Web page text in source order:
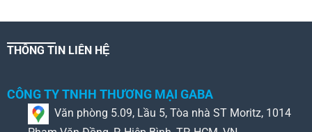
THÔNG TIN LIÊN HỆ
CÔNG TY TNHH THƯƠNG MẠI GABA
Văn phòng 5.09, Lầu 5, Tòa nhà ST Moritz, 1014